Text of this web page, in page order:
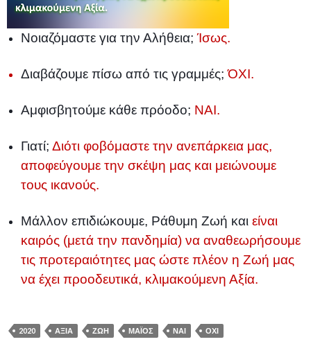
Νοιαζόμαστε για την Αλήθεια;Ίσως.
Διαβάζουμε πίσω από τις γραμμές;ΌΧΙ.
Αμφισβητούμε κάθε πρόοδο; ΝΑΙ.
Γιατί; Διότι φοβόμαστε την ανεπάρκεια μας,
αποφεύγουμε την σκέψη μας και μειώνουμε
τους ικανούς.
Μάλλον επιδιώκουμε, Ράθυμη Ζωή και είναι
καιρός (μετά την πανδημία) να αναθεωρήσουμε
τις προτεραιότητες μας ώστε πλέον η Ζωή μας
να έχει προοδευτικά, κλιμακούμενη Αξία.
2020 ΑΞΊΑ ΖΩΉ ΜΆΙΟΣ ΝΑΙ ΌΧΙ